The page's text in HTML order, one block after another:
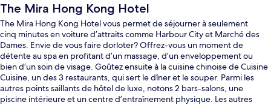
The Mira Hong Kong Hotel
The Mira Hong Kong Hotel vous permet de séjourner à seulement
cinq minutes en voiture d’attraits comme Harbour City et Marché des
Dames. Envie de vous faire dorloter? Offrez-vous un moment de
détente au spa en profitant d’un massage, d’un enveloppement ou
bien d’un soin de visage. Goûtez ensuite à la cuisine chinoise de Cuisine
Cuisine, un des 3 restaurants, qui sert le dîner et le souper. Parmi les
autres points saillants de hôtel de luxe, notons 2 bars-salons, une
piscine intérieure et un centre d’entraînement physique. Les autres